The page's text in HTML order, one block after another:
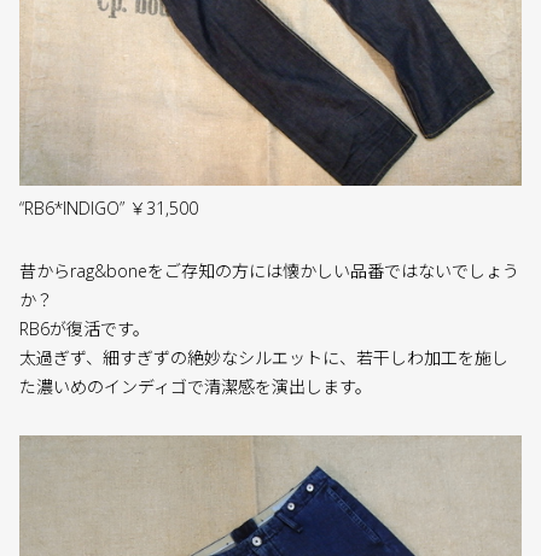
“RB6*INDIGO” ￥31,500
昔からrag&boneをご存知の方には懐かしい品番ではないでしょう
か？
RB6が復活です。
太過ぎず、細すぎずの絶妙なシルエットに、若干しわ加工を施し
た濃いめのインディゴで清潔感を演出します。